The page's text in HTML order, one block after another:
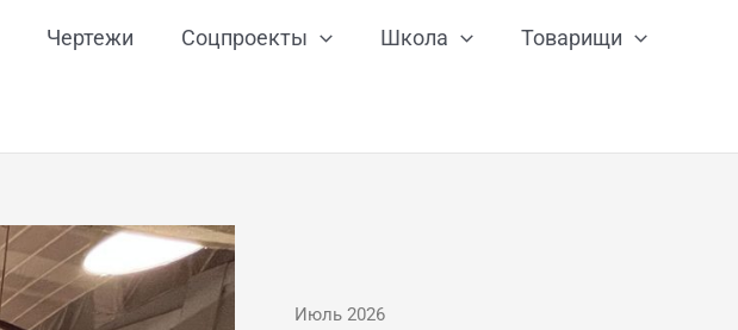
Чертежи Соцпроекты Школа Товарищи
Июль 2026